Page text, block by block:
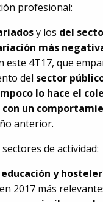
profesional:
y los del
más
este 4T17, que
del sector
lo hace el
un
anterior.
de actividad:
educación y
en 2017 más